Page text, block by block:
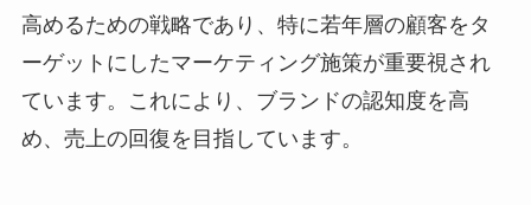
高めるための戦略であり、特に若年層の顧客をタ
ーゲットにしたマーケティング施策が重要視され
ています。これにより、ブランドの認知度を高
め、売上の回復を目指しています。